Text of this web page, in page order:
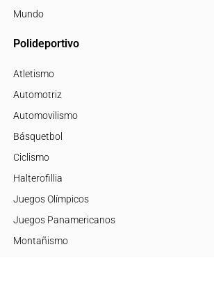
Mundo
Polideportivo
Atletismo
Automotriz
Automovilismo
Básquetbol
Ciclismo
Halterofillia
Juegos Olímpicos
Juegos Panamericanos
Montañismo